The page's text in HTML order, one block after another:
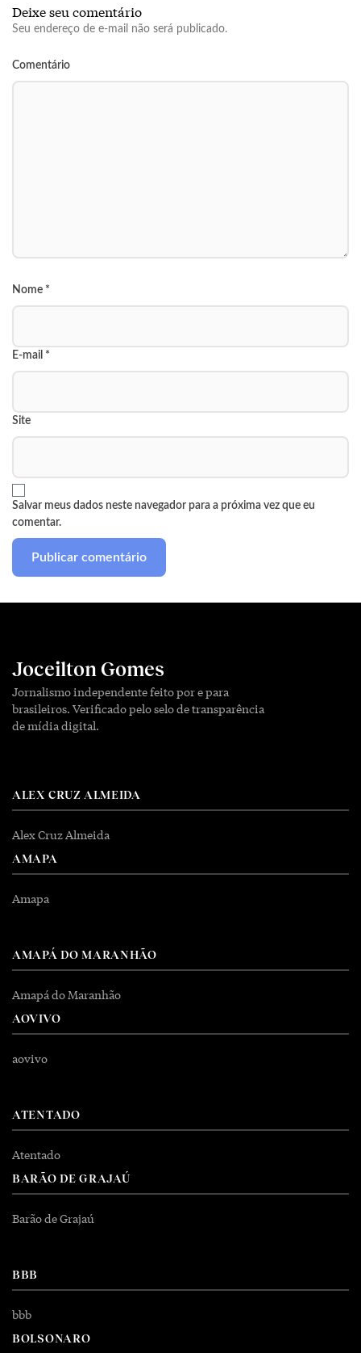
Deixe seu comentário
Seu endereço de e-mail não será publicado.
Comentário
Nome *
E-mail *
Site
Salvar meus dados neste navegador para a próxima vez que eu
comentar.
Joceilton Gomes
Jornalismo independente feito por e para
brasileiros. Verificado pelo selo de transparência
de mídia digital.
ALEX CRUZ ALMEIDA
Alex Cruz Almeida
AMAPA
Amapa
AMAPÁ DO MARANHÃO
Amapá do Maranhão
AOVIVO
aovivo
ATENTADO
Atentado
BARÃO DE GRAJAÚ
Barão de Grajaú
BBB
bbb
BOLSONARO